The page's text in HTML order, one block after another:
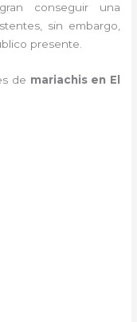
conseguir una
sin embargo,
presente.
de mariachis en El